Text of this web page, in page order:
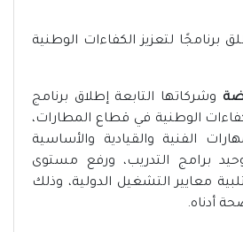
برنامجًا لتعزيز الكفاءات الوطنية
وشركاتها التابعة إطلاق برنامج
الوطنية في قطاع المطارات،
الفنية والقيادية والأساسية
برامج التدريب، ورفع مستوى
معايير التشغيل الدولية، وذلك
أدناه.